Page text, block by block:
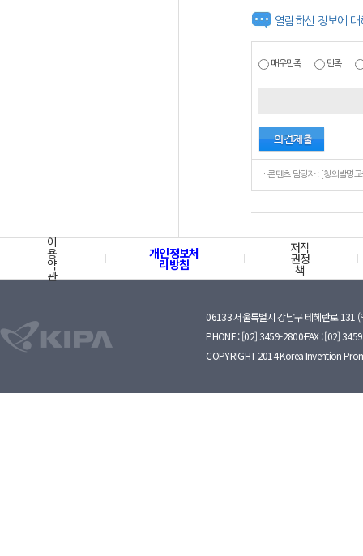
열람하신 정보에
매우만족 만족
이
용
약
관
개인정보처
리방침
저작
권정
책
06133 서울특별시 강남구 테헤란로 131 (
PHONE : [02] 3459-2800·FAX : [02]
COPYRIGHT 2014 Korea Invention